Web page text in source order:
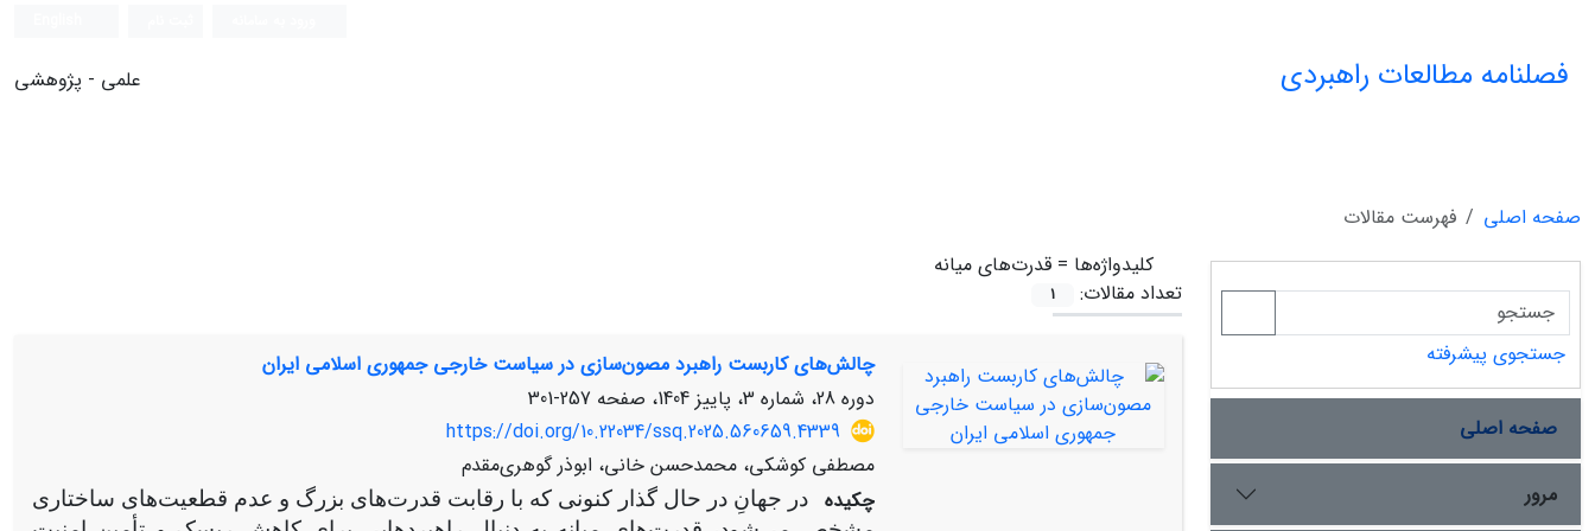
فصلنامه مطالعات راهبردی علمی - پژوهشی
صفحه اصلی
فهرست مقالات
کلیدواژه‌ها = قدرت‌های میانه
تعداد مقالات:
1
چالش‌های کاربست راهبرد مصون‌سازی در سیاست خارجی جمهوری اسلامی ایران
دوره 28، شماره 3، پاییز 1404، صفحه
257-301
https://doi.org/10.22034/ssq.2025.560659.4339
مصطفی کوشکی، محمدحسن خانی، ابوذر گوهری‌مقدم
چکیده
در جهانِ در حال گذار کنونی که با رقابت قدرت‌های بزرگ و عدم قطعیتهای ساختاری
جستجوی پیشرفته
صفحه اصلی
مرور